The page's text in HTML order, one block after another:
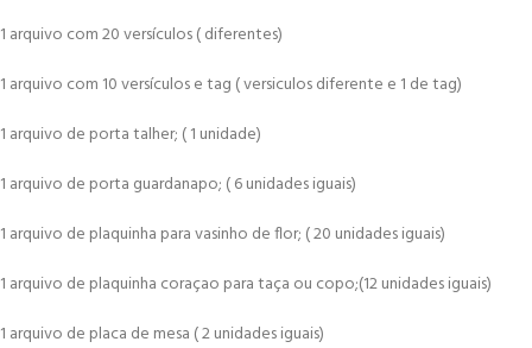
1 arquivo com 20 versículos ( diferentes)
1 arquivo com 10 versículos e tag ( versiculos diferente e 1 de tag)
1 arquivo de porta talher; ( 1 unidade)
1 arquivo de porta guardanapo; ( 6 unidades iguais)
1 arquivo de plaquinha para vasinho de flor; ( 20 unidades iguais)
1 arquivo de plaquinha coraçao para taça ou copo;(12 unidades iguais)
1 arquivo de placa de mesa ( 2 unidades iguais)